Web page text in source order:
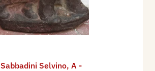
Sabbadini Selvino, A -